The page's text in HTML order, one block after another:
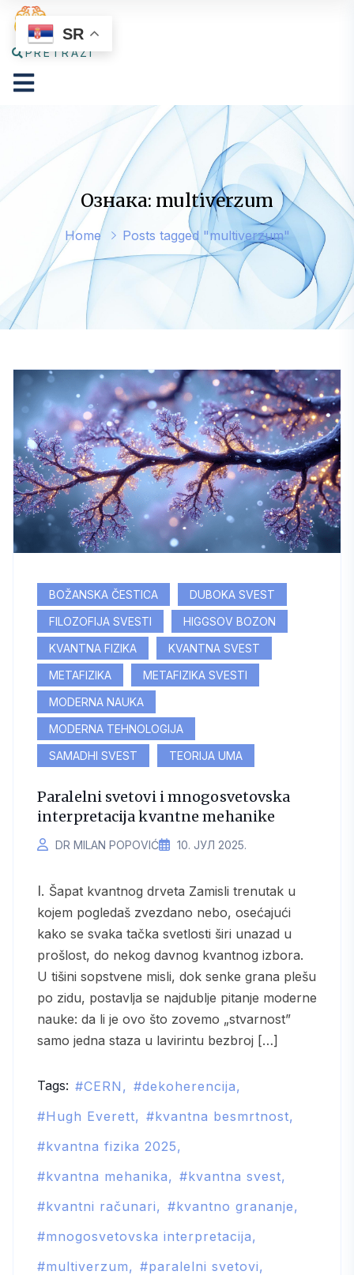
PRETRAŽI
Ознака: multiverzum
Home Posts tagged "multiverzum"
BOŽANSKA ČESTICA
DUBOKA SVEST
FILOZOFIJA SVESTI
HIGGSOV BOZON
KVANTNA FIZIKA
KVANTNA SVEST
METAFIZIKA
METAFIZIKA SVESTI
MODERNA NAUKA
MODERNA TEHNOLOGIJA
SAMADHI SVEST
TEORIJA UMA
Paralelni svetovi i mnogosvetovska
interpretacija kvantne mehanike
DR MILAN POPOVIĆ 10. ЈУЛ 2025.
I. Šapat kvantnog drveta Zamisli trenutak u
kojem pogledaš zvezdano nebo, osećajući
kako se svaka tačka svetlosti širi unazad u
prošlost, do nekog davnog kvantnog izbora.
U tišini sopstvene misli, dok senke grana plešu
po zidu, postavlja se najdublje pitanje moderne
nauke: da li je ovo što zovemo „stvarnost”
samo jedna staza u lavirintu bezbroj […]
Tags: CERN
dekoherencija
Hugh Everett
kvantna besmrtnost
kvantna fizika 2025
kvantna mehanika
kvantna svest
kvantni računari
kvantno grananje
mnogosvetovska interpretacija
multiverzum
paralelni svetovi
SR